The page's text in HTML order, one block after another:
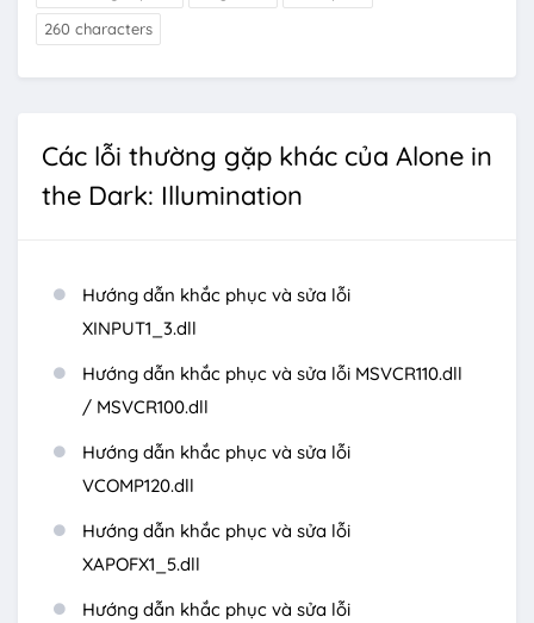
260 characters
Các lỗi thường gặp khác của Alone in
the Dark: Illumination
Hướng dẫn khắc phục và sửa lỗi
XINPUT1_3.dll
Hướng dẫn khắc phục và sửa lỗi MSVCR110.dll
/ MSVCR100.dll
Hướng dẫn khắc phục và sửa lỗi
VCOMP120.dll
Hướng dẫn khắc phục và sửa lỗi
XAPOFX1_5.dll
Hướng dẫn khắc phục và sửa lỗi